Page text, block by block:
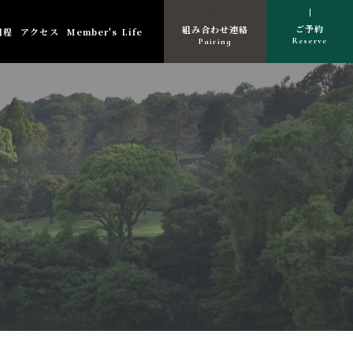
程 アクセス Member's Life 組み合わせ連絡
Pairing
ご予約
Reserve